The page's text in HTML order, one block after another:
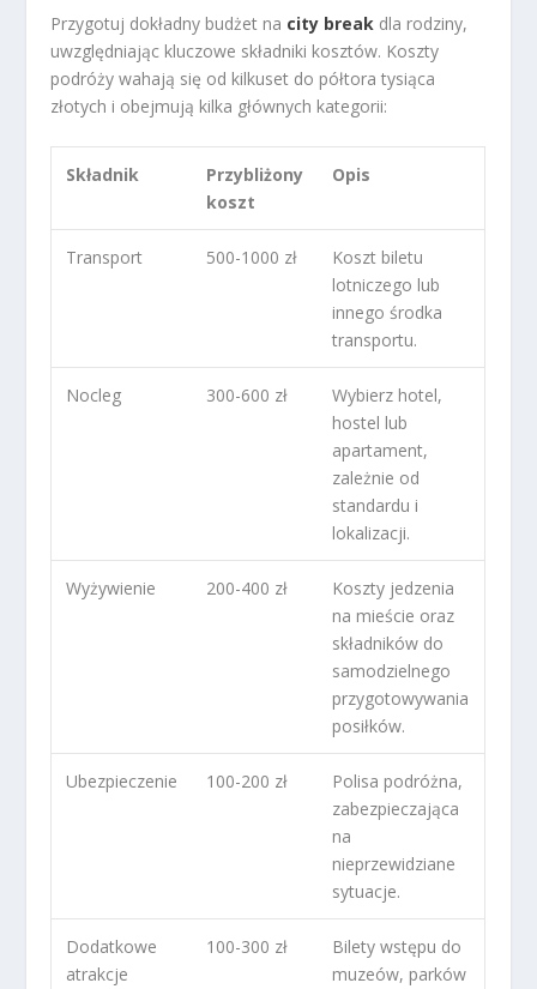
Przygotuj dokładny budżet na city break dla rodziny,
uwzględniając kluczowe składniki kosztów. Koszty
podróży wahają się od kilkuset do półtora tysiąca
złotych i obejmują kilka głównych kategorii:
Składnik
Przybliżony
koszt
Opis
Transport 500-1000 zł
Koszt biletu
lotniczego lub
innego środka
transportu.
Nocleg 300-600 zł
Wybierz hotel,
hostel lub
apartament,
zależnie od
standardu i
lokalizacji.
Wyżywienie 200-400 zł
Koszty jedzenia
na mieście oraz
składników do
samodzielnego
przygotowywania
posiłków.
Ubezpieczenie 100-200 zł
Polisa podróżna,
zabezpieczająca
na
nieprzewidziane
sytuacje.
Dodatkowe
atrakcje
100-300 zł
Bilety wstępu do
muzeów, parków